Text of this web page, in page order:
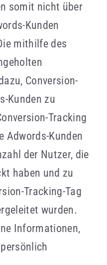
somit nicht über
Kunden
mithilfe des
Conversion-
Kunden zu
Tracking
Adwords-Kunden
der Nutzer, die
haben und zu
Tracking-Tag
wurden.
Informationen,